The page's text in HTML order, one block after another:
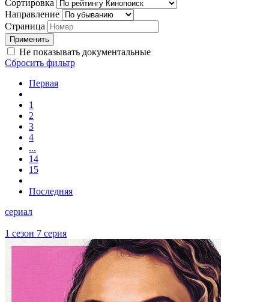
Сортировка
Направление
Страница
Не показывать документальные
Сбросить фильтр
Первая
1
2
3
4
...
14
15
Последняя
сериал
1 сезон 7 серия